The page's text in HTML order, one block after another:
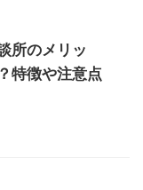
所のメリッ
特徴や注意点